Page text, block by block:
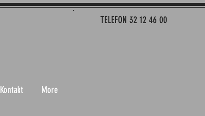
TELEFON 32 12 46 00
Kontakt More